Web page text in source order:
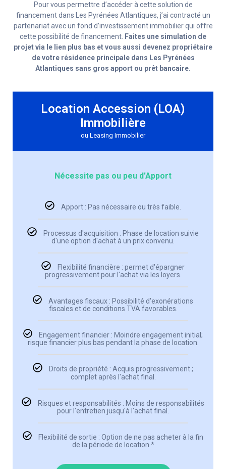
Pour vous permettre d’accéder à cette solution de
financement dans Les Pyrénées Atlantiques, j’ai contracté un
partenariat avec un fond d’investissement immobilier qui offre
cette possibilité de financement. Faites une simulation de
projet via le lien plus bas et vous aussi devenez propriétaire
de votre résidence principale dans Les Pyrénées
Atlantiques sans gros apport ou prêt bancaire.
Location Accession (LOA)
Immobilière
ou Leasing Immobilier
Nécessite pas ou peu d'Apport
Apport : Pas nécessaire ou très faible.
Processus d'acquisition : Phase de location suivie
d'une option d'achat à un prix convenu.
Flexibilité financière : permet d'épargner
progressivement pour l'achat via les loyers.
Avantages fiscaux : Possibilité d'exonérations
fiscales et de conditions TVA favorables.
Engagement financier : Moindre engagement initial;
risque financier plus bas pendant la phase de location.
Droits de propriété : Acquis progressivement ;
complet après l'achat final.
Risques et responsabilités : Moins de responsabilités
pour l'entretien jusqu'à l'achat final.
Flexibilité de sortie : Option de ne pas acheter à la fin
de la période de location.*